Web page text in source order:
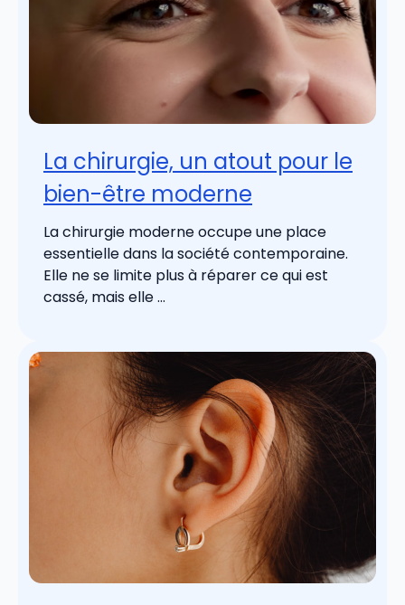
La chirurgie, un atout pour le
bien-être moderne
La chirurgie moderne occupe une place
essentielle dans la société contemporaine.
Elle ne se limite plus à réparer ce qui est
cassé, mais elle ...